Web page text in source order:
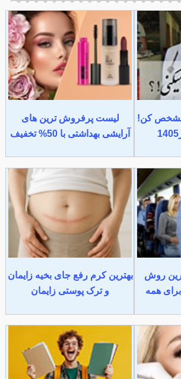
مشخص کن!
لیست پرفروش ترین های
آرایشی بهداشتی با 50% تخفیف
روش
همه
بهترین کرم رفع جای بخیه زایمان
و ترک پوستی زایمان